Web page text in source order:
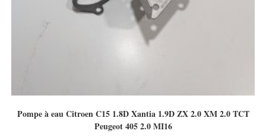
Pompe à eau Citroen C15 1.8D Xantia 1.9D ZX 2.0 XM 2.0 TCT
Peugeot 405 2.0 MI16